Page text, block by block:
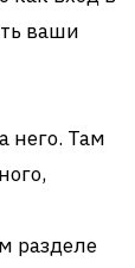
ваши
него. Там
разделе